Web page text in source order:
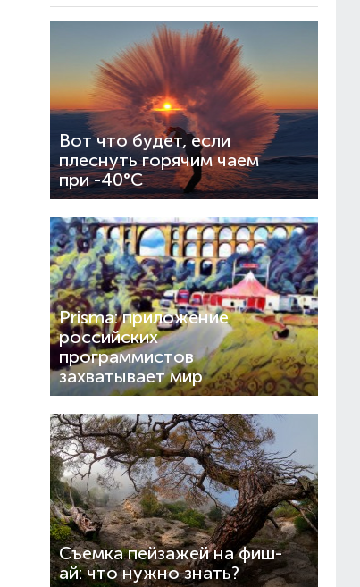
Вот что будет, если
плеснуть горячим чаем
при -40°C
Prisma: приложение
российских
программистов
захватывает мир
Съемка пейзажей на фиш-
ай: что нужно знать?